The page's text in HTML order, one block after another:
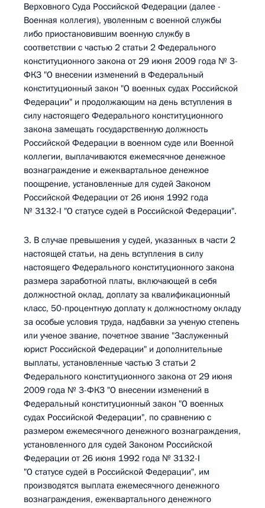
Верховного Суда Российской Федерации (далее -
Военная коллегия), уволенным с военной службы
либо приостановившим военную службу в
соответствии с частью 2 статьи 2 Федерального
конституционного закона от 29 июня 2009 года № 3-
ФКЗ "О внесении изменений в Федеральный
конституционный закон "О военных судах Российской
Федерации" и продолжающим на день вступления в
силу настоящего Федерального конституционного
закона замещать государственную должность
Российской Федерации в военном суде или Военной
коллегии, выплачиваются ежемесячное денежное
вознаграждение и ежеквартальное денежное
поощрение, установленные для судей Законом
Российской Федерации от 26 июня 1992 года
№ 3132-I "О статусе судей в Российской Федерации".
3. В случае превышения у судей, указанных в части 2
настоящей статьи, на день вступления в силу
настоящего Федерального конституционного закона
размера заработной платы, включающей в себя
должностной оклад, доплату за квалификационный
класс, 50-процентную доплату к должностному окладу
за особые условия труда, надбавки за ученую степень
или ученое звание, почетное звание "Заслуженный
юрист Российской Федерации" и дополнительные
выплаты, установленные частью 3 статьи 2
Федерального конституционного закона от 29 июня
2009 года № 3-ФКЗ "О внесении изменений в
Федеральный конституционный закон "О военных
судах Российской Федерации", по сравнению с
размером ежемесячного денежного вознаграждения,
установленного для судей Законом Российской
Федерации от 26 июня 1992 года № 3132-I
"О статусе судей в Российской Федерации", им
производятся выплата ежемесячного денежного
вознаграждения, ежеквартального денежного